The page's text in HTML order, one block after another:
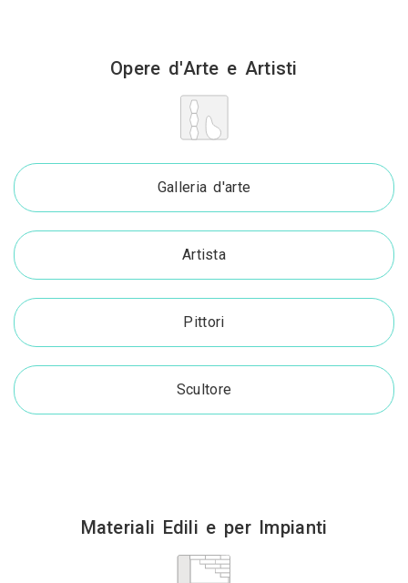
Opere d'Arte e Artisti
Galleria d'arte
Artista
Pittori
Scultore
Materiali Edili e per Impianti